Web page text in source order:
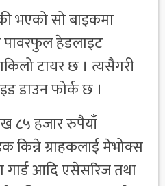
भएको सो बाइकमा
पावरफुल हेडलाइट
टायर छ । त्यसैगरी
डाउन फोर्क छ ।
८५ हजार रुपैयाँ
किन्ने ग्राहकलाई मेभोक्स
आदि एसेसरिज तथा